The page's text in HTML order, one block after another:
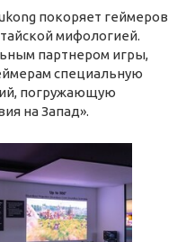
покоряет геймеров
мифологией.
партнером игры,
специальную
погружающую
на Запад».